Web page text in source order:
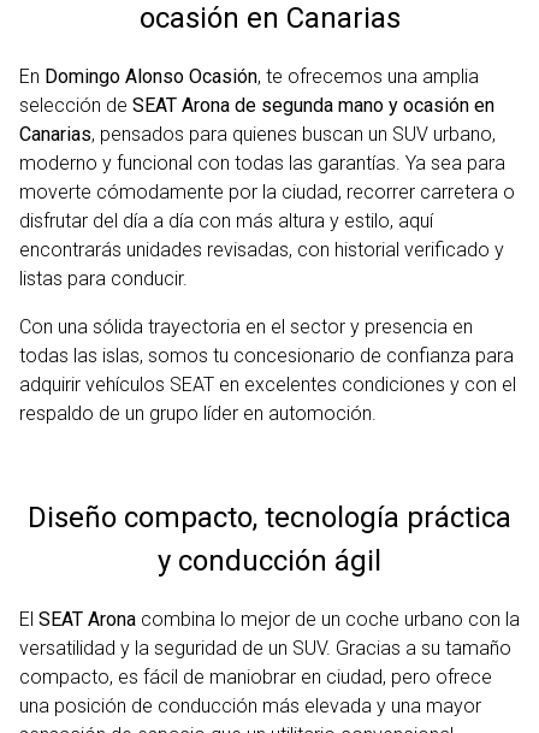
ocasión en Canarias
En Domingo Alonso Ocasión, te ofrecemos una amplia
selección de SEAT Arona de segunda mano y ocasión en
Canarias, pensados para quienes buscan un SUV urbano,
moderno y funcional con todas las garantías. Ya sea para
moverte cómodamente por la ciudad, recorrer carretera o
disfrutar del día a día con más altura y estilo, aquí
encontrarás unidades revisadas, con historial verificado y
listas para conducir.
Con una sólida trayectoria en el sector y presencia en
todas las islas, somos tu concesionario de confianza para
adquirir vehículos SEAT en excelentes condiciones y con el
respaldo de un grupo líder en automoción.
Diseño compacto, tecnología práctica
y conducción ágil
El SEAT Arona combina lo mejor de un coche urbano con la
versatilidad y la seguridad de un SUV. Gracias a su tamaño
compacto, es fácil de maniobrar en ciudad, pero ofrece
una posición de conducción más elevada y una mayor